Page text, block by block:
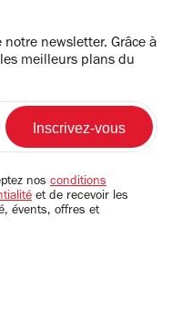
newsletter. Grâce à
meilleurs plans du
nos conditions
et de recevoir les
évents, offres et